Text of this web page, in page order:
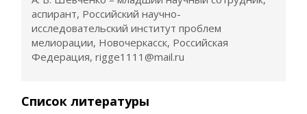
аспирант, Российский научно-
исследовательский институт проблем
мелиорации, Новочеркасск, Российская
Федерация, rigge1111@mail.ru
Список литературы